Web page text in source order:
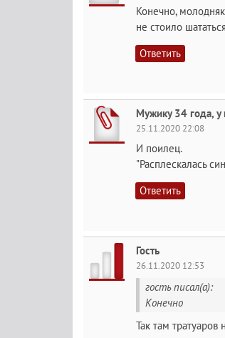
Конечно,
не стоило
Ответить
Мужику 34 года, у
25.11.2020 22:08
И поилец.
"Расплескалась
Ответить
Гость
26.11.2020 12:53
гость писал(а):
Конечно
Так там